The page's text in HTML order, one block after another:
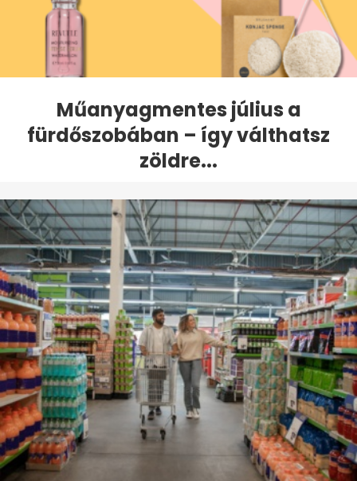
Műanyagmentes július a
fürdőszobában – így válthatsz
zöldre...